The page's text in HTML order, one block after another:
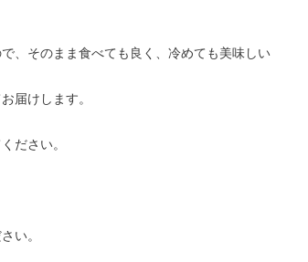
、そのまま食べても良く、冷めても美味しい
届けします。
ださい。
い。